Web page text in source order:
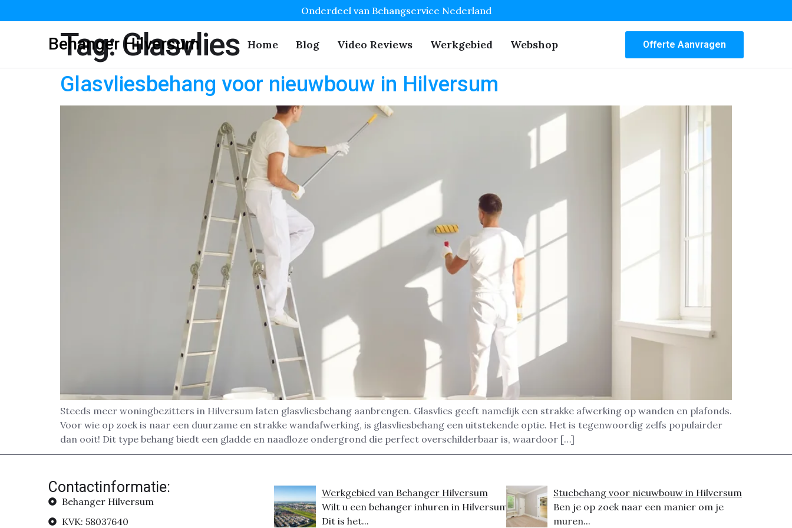
Onderdeel van Behangservice Nederland
Behanger Hilversum Home Blog Video Reviews Werkgebied Webshop Offerte Aanvragen
Tag:Glasvlies
Glasvliesbehang voor nieuwbouw in Hilversum
Steeds meer woningbezitters in Hilversum laten glasvliesbehang aanbrengen. Glasvlies geeft namelijk een strakke afwerking op wanden en plafonds.
Voor wie op zoek is naar een duurzame en strakke wandafwerking, is glasvliesbehang een uitstekende optie. Het is tegenwoordig zelfs populairder
dan ooit! Dit type behang biedt een gladde en naadloze ondergrond die perfect overschilderbaar is, waardoor […]
Contactinformatie:
Behanger Hilversum
KVK: 58037640
Werkgebied van Behanger Hilversum
Wilt u een behanger inhuren in Hilversum?
Dit is het...
Stucbehang voor nieuwbouw in Hilversum
Ben je op zoek naar een manier om je
muren...